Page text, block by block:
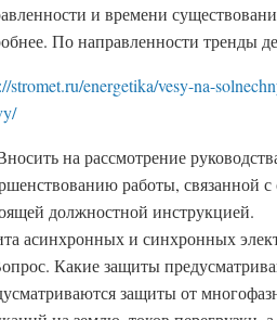
и времени
По направленности тренды
stromet.ru/energetika/vesy-na-
на рассмотрение
работы, связанной
должностной инструкцией.
асинхронных и синхронных
Какие защиты
защиты от